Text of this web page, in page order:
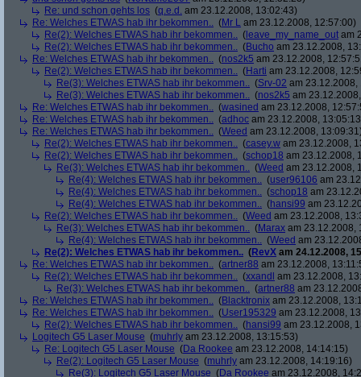
Re: und schon gehts los (q.e.d. am 23.12.2008, 13:02:43)
Re: Welches ETWAS hab ihr bekommen.. (Mr L am 23.12.2008, 12:57:00)
Re(2): Welches ETWAS hab ihr bekommen.. ( leave_my_name_out am
Re(2): Welches ETWAS hab ihr bekommen.. (Bucho am 23.12.2008,
Re: Welches ETWAS hab ihr bekommen.. (nos2k5 am 23.12.2008,
Re(2): Welches ETWAS hab ihr bekommen.. (Harti am 23.12.2008,
Re(3): Welches ETWAS hab ihr bekommen.. (Srv-02 am 23.12.2008,
Re(3): Welches ETWAS hab ihr bekommen.. (nos2k5 am
Re: Welches ETWAS hab ihr bekommen.. (wasined am 23.12.2008,
Re: Welches ETWAS hab ihr bekommen.. (adhoc am 23.12.2008,
Re: Welches ETWAS hab ihr bekommen.. (Weed am 23.12.2008,
Re(2): Welches ETWAS hab ihr bekommen.. (casey.w am 23.12.2008,
Re(2): Welches ETWAS hab ihr bekommen.. (schop18 am 23.12.2008,
Re(3): Welches ETWAS hab ihr bekommen.. (Weed am 23.12.2008,
Re(4): Welches ETWAS hab ihr bekommen.. (user96106 am
Re(4): Welches ETWAS hab ihr bekommen.. (schop18 am
Re(4): Welches ETWAS hab ihr bekommen.. (hansi99 am
Re(2): Welches ETWAS hab ihr bekommen.. (Weed am 23.12.2008,
Re(3): Welches ETWAS hab ihr bekommen.. (Marax am 23.12.2008,
Re(4): Welches ETWAS hab ihr bekommen.. (Weed am
Re(2): Welches ETWAS hab ihr bekommen.. (RevX am 24.12.2008,
Re: Welches ETWAS hab ihr bekommen.. (artner88 am 23.12.2008,
Re(2): Welches ETWAS hab ihr bekommen.. (xxandl am 23.12.2008,
Re(3): Welches ETWAS hab ihr bekommen.. (artner88 am
Re: Welches ETWAS hab ihr bekommen.. (Blacktronix am 23.12.2008,
Re: Welches ETWAS hab ihr bekommen.. (User195329 am 23.12.2008,
Re(2): Welches ETWAS hab ihr bekommen.. (hansi99 am 23.12.2008,
Logitech G5 Laser Mouse (muhrly am 23.12.2008, 13:15:53)
Re: Logitech G5 Laser Mouse (Da Rookee am 23.12.2008, 14:14:15)
Re(2): Logitech G5 Laser Mouse (muhrly am 23.12.2008, 14:19:16)
Re(3): Logitech G5 Laser Mouse (Da Rookee am 23.12.2008,